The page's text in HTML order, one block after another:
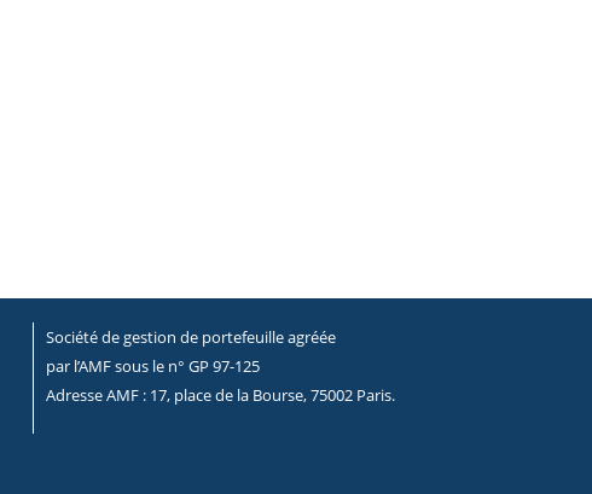
Société de gestion de portefeuille agréée
par l’AMF sous le n° GP 97-125
Adresse AMF : 17, place de la Bourse, 75002 Paris.